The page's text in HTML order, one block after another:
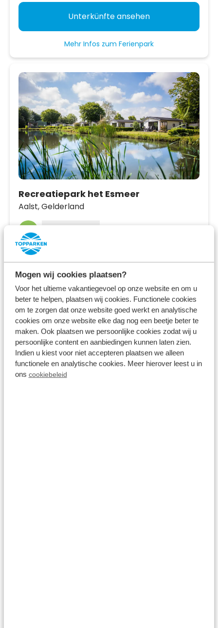
Mogen wij cookies plaatsen?
Voor het ultieme vakantiegevoel op onze website en om u
beter te helpen, plaatsen wij cookies. Functionele cookies
om te zorgen dat onze website goed werkt en analytische
cookies om onze website elke dag nog een beetje beter te
maken. Ook plaatsen we persoonlijke cookies zodat wij u
persoonlijke content en aanbiedingen kunnen laten zien.
Indien u kiest voor niet accepteren plaatsen we alleen
functionele en analytische cookies. Meer hierover leest u in
ons cookiebeleid
Unterkünfte ansehen
Mehr Infos zum Ferienpark
Recreatiepark het Esmeer
Aalst,Gelderland
8.0
Einzigartige Lage; zwischen dem Esmeer-
See und der Maas
Direkt neben einem großen Spielplatz und
Erholungsgebiet gelegen
In der Nähe des Nationalparks Biesbosch
Fr 4. September - Mo 7. September
3 Nächte
2 Gäste
Ab:
399,00 €